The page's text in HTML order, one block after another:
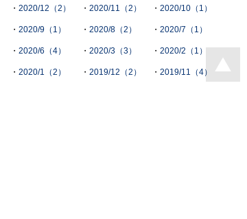
2020/12（2） 2020/11（2） 2020/10（1）
2020/9（1） 2020/8（2） 2020/7（1）
2020/6（4） 2020/3（3） 2020/2（1）
2020/1（2） 2019/12（2） 2019/11（4）